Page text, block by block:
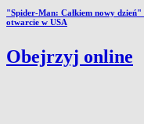
"Spider-Man: Całkiem nowy
otwarcie w USA
Obejrzyj online